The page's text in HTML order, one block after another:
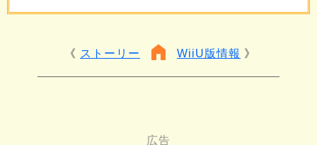
ストーリー WiiU版情報